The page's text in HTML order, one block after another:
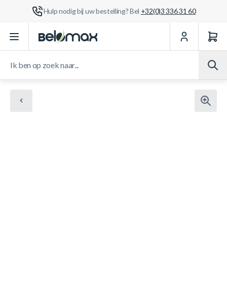
Hulp nodig bij uw bestelling? Bel +32(0)3 336 31 60
Ga naar de inhoud